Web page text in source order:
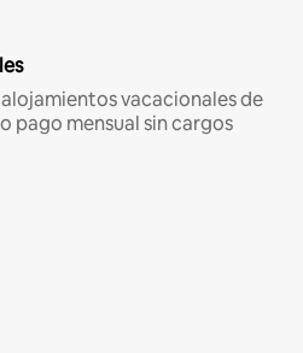
vacacionales de
pago mensual sin cargos